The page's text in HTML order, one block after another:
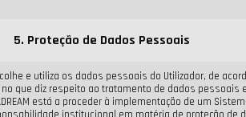
5. Proteção de Dados Pessoais
e utiliza os dados pessoais do Utilizador, de
que diz respeito ao tratamento de dados
está a proceder à implementação de um